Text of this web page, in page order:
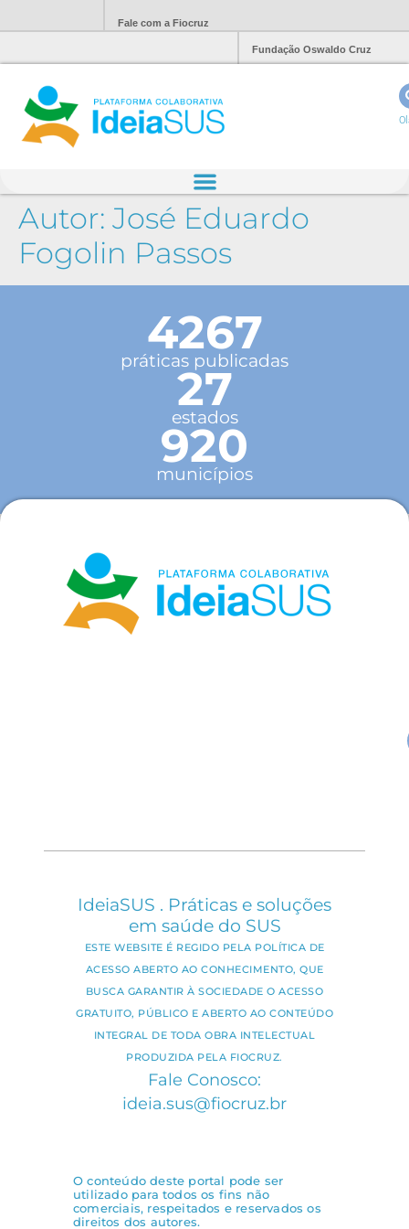
Fale com a Fiocruz
Fundação Oswaldo Cruz
Autor: José Eduardo
Fogolin Passos
4267
práticas publicadas
27
estados
920
municípios
IdeiaSUS . Práticas e soluções
em saúde do SUS
ESTE WEBSITE É REGIDO PELA POLÍTICA DE
ACESSO ABERTO AO CONHECIMENTO, QUE
BUSCA GARANTIR À SOCIEDADE O ACESSO
GRATUITO, PÚBLICO E ABERTO AO CONTEÚDO
INTEGRAL DE TODA OBRA INTELECTUAL
PRODUZIDA PELA FIOCRUZ.
Fale Conosco:
ideia.sus@fiocruz.br
O conteúdo deste portal pode ser
utilizado para todos os fins não
comerciais, respeitados e reservados os
direitos dos autores.